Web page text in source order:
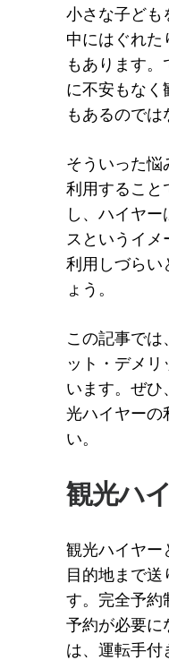
小さな子ども
中にはぐれた
もあります
に不安もなく
もあるのでは
そういった悩
利用すること
し、ハイヤ
スというイメ
利用しづらい
ょう。
この記事では
ット・デメリ
います。ぜひ
光ハイヤーの
い。
観光ハ
観光ハイヤー
目的地まで送
す。完全予約
予約が必要に
は、運転手付